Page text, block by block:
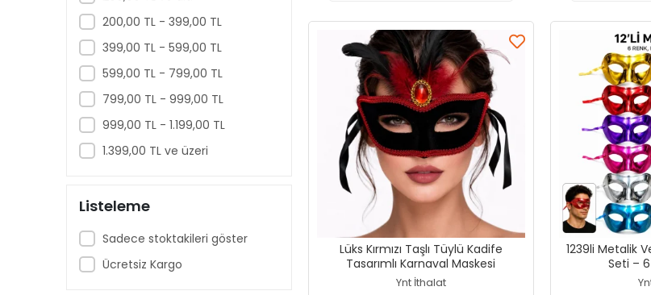
200,00 TL - 399,00 TL
399,00 TL - 599,00 TL
599,00 TL - 799,00 TL
799,00 TL - 999,00 TL
999,00 TL - 1.199,00 TL
1.399,00 TL ve üzeri
Listeleme
Sadece stoktakileri göster
Ücretsiz Kargo
Lüks Kırmızı Taşlı Tüylü Kadife
Tasarımlı Karnaval Maskesi
Ynt İthalat
1239li Metalik Venedik
Seti – 6